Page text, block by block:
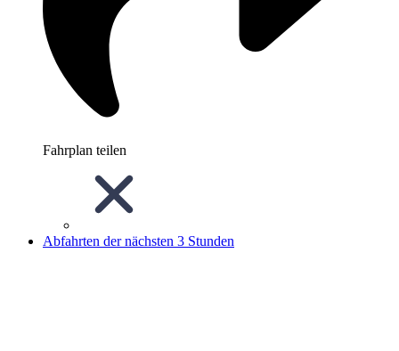
Fahrplan teilen
Abfahrten der nächsten 3 Stunden